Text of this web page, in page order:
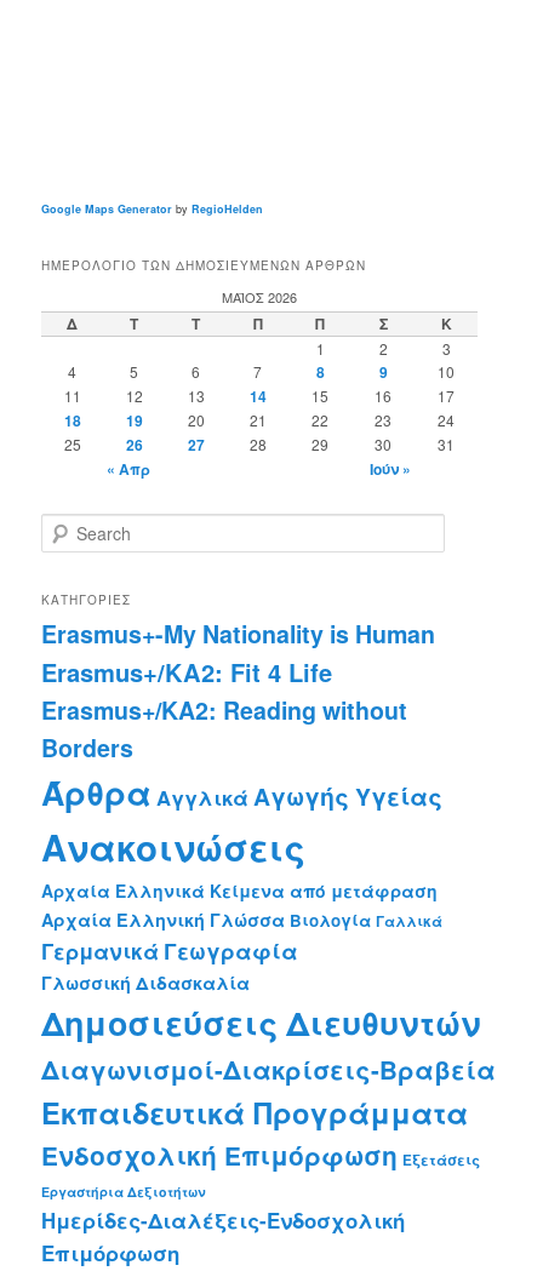
Google Maps Generator byRegioHelden
ΗΜΕΡΟΛΌΓΙΟ ΤΩΝ ΔΗΜΟΣΙΕΥΜΈΝΩΝ ΆΡΘΡΩΝ
ΜΆΙΟΣ 2026
Δ Τ Τ Π Π Σ Κ
1 2
3
4
5 6 7 8 9
10
11
12 13 14 15 16 17
18 19 20 21 22 23
24
25
26 27 28 29 30 31
« Απρ Ιούν »
e
r
h
ΚΑΤΗΓΟΡΊΕΣ
Erasmus+-My Nationality is Human
Erasmus+/KA2: Fit 4 Life
Erasmus+/KA2: Reading without
Borders
Άρθρα Αγγλικά Αγωγής Υγείας
Ανακοινώσεις
Αρχαία Ελληνικά Κείμενα από μετάφραση
Αρχαία Ελληνική Γλώσσα Βιολογία Γαλλικά
Γερμανικά Γεωγραφία
Γλωσσική Διδασκαλία
Δημοσιεύσεις Διευθυντών
Διαγωνισμοί-Διακρίσεις-Βραβεία
Εκπαιδευτικά Προγράμματα
Ενδοσχολική Επιμόρφωση Εξετάσεις
Εργαστήρια Δεξιοτήτων
Ημερίδες-Διαλέξεις-Ενδοσχολική
Επιμόρφωση